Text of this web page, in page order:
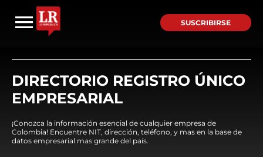
SUSCRIBIRSE
DIRECTORIO REGISTRO ÚNICO
EMPRESARIAL
¡Conozca la información esencial de cualquier empresa de
Colombia! Encuentre NIT, dirección, teléfono, y mas en la base de
datos empresarial mas grande del país.